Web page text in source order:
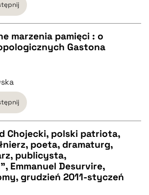
marzenia pamięci : o
Gastona
Chojecki, polski patriota,
poeta, dramaturg,
publicysta,
Emmanuel Desurvire,
grudzień 2011-styczeń